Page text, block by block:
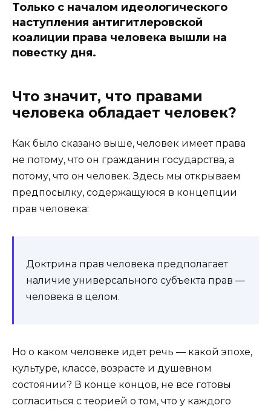
Только с началом идеологического
наступления антигитлеровской
коалиции права человека вышли на
повестку дня.
Что значит, что правами
человека обладает человек?
Как было сказано выше, человек имеет права
не потому, что он гражданин государства, а
потому, что он человек. Здесь мы открываем
предпосылку, содержащуюся в концепции
прав человека:
Доктрина прав человека предполагает
наличие универсального субъекта прав —
человека в целом.
Но о каком человеке идет речь — какой эпохе,
культуре, классе, возрасте и душевном
состоянии? В конце концов, не все готовы
согласиться с теорией о том, что у каждого